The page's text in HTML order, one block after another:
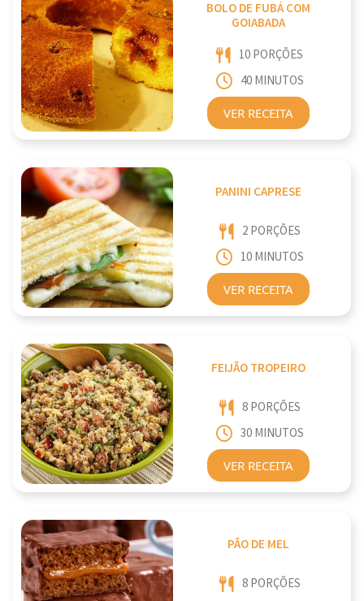
BOLO DE FUBÁ COM
GOIABADA
10 PORÇÕES
40 MINUTOS
VER RECEITA
PANINI CAPRESE
2 PORÇÕES
10 MINUTOS
VER RECEITA
FEIJÃO TROPEIRO
8 PORÇÕES
30 MINUTOS
VER RECEITA
PÃO DE MEL
8 PORÇÕES